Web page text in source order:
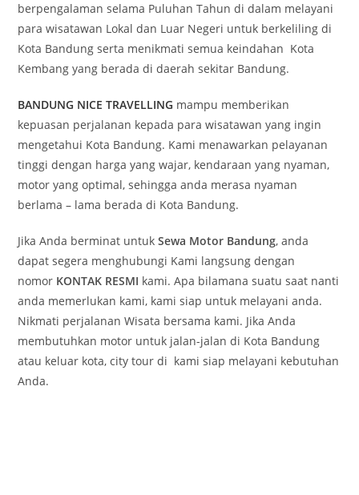
berpengalaman selama Puluhan Tahun di dalam melayani
para wisatawan Lokal dan Luar Negeri untuk berkeliling di
Kota Bandung serta menikmati semua keindahan Kota
Kembang yang berada di daerah sekitar Bandung.
BANDUNG NICE TRAVELLING mampu memberikan
kepuasan perjalanan kepada para wisatawan yang ingin
mengetahui Kota Bandung. Kami menawarkan pelayanan
tinggi dengan harga yang wajar, kendaraan yang nyaman,
motor yang optimal, sehingga anda merasa nyaman
berlama – lama berada di Kota Bandung.
Jika Anda berminat untukSewa Motor Bandung, anda
dapat segera menghubungi Kami langsung dengan
nomor KONTAK RESMI kami. Apa bilamana suatu saat nanti
anda memerlukan kami, kami siap untuk melayani anda.
Nikmati perjalanan Wisata bersama kami. Jika Anda
membutuhkan motor untuk jalan-jalan di Kota Bandung
atau keluar kota, city tour di kami siap melayani kebutuhan
Anda.